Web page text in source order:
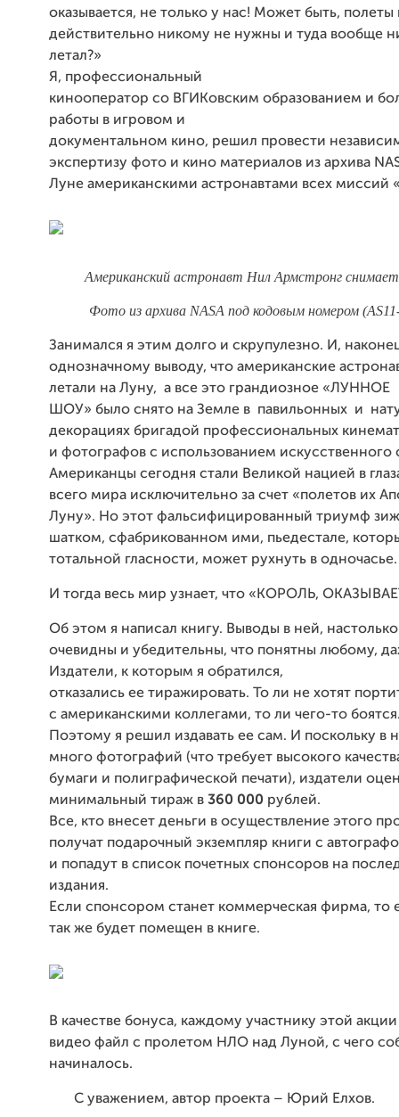
оказывается, не только у нас! Может быть, полеты
действительно никому не нужны и туда вообще
летал?»
Я, профессиональный
кинооператор со ВГИКовским образованием и
работы в игровом и
документальном кино, решил провести
экспертизу фото и кино материалов из архива
Луне американскими астронавтами всех миссий
Американский астронавт Нил Армстронг
Фото из архива NASA под кодовым номером
Занимался я этим долго и скрупулезно. И,
однозначному выводу, что американские
летали на Луну, а все это грандиозное «ЛУННОЕ
ШОУ» было снято на Земле в павильонных и
декорациях бригадой профессиональных
и фотографов с использованием искусственного
Американцы сегодня стали Великой нацией в
всего мира исключительно за счет «полетов их
Луну». Но этот фальсифицированный триумф
шатком, сфабрикованном ими, пьедестале,
тотальной гласности, может рухнуть в одночасье.
И тогда весь мир узнает, что «КОРОЛЬ,
Об этом я написал книгу. Выводы в ней, настолько
очевидны и убедительны, что понятны любому,
Издатели, к которым я обратился,
отказались ее тиражировать. То ли не хотят
с американскими коллегами, то ли чего-то
Поэтому я решил издавать ее сам. И поскольку в
много фотографий (что требует высокого
бумаги и полиграфической печати), издатели
минимальный тираж в 360 000 рублей.
Все, кто внесет деньги в осуществление этого
получат подарочный экземпляр книги с
и попадут в список почетных спонсоров на
издания.
Если спонсором станет коммерческая фирма, то
так же будет помещен в книге.
В качестве бонуса, каждому участнику этой
видео файл с пролетом НЛО над Луной, с чего
начиналось.
С уважением, автор проекта – Юрий Елхов.